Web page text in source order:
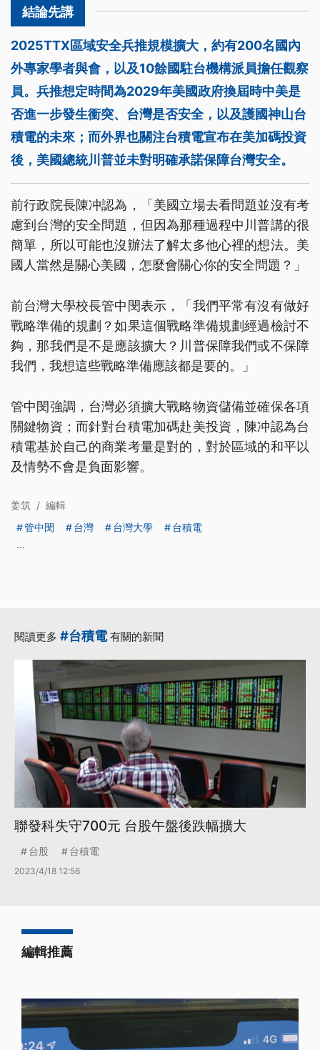
2025TTX區域安全兵推規模擴大，約有200名國內
外專家學者與會，以及10餘國駐台機構派員擔任觀察
員。兵推想定時間為2029年美國政府換屆時中美是
否進一步發生衝突、台灣是否安全，以及護國神山台
積電的未來；而外界也關注台積電宣布在美加碼投資
後，美國總統川普並未對明確承諾保障台灣安全。
前行政院長陳冲認為，「美國立場去看問題並沒有考
慮到台灣的安全問題，但因為那種過程中川普講的很
簡單，所以可能也沒辦法了解太多他心裡的想法。美
國人當然是關心美國，怎麼會關心你的安全問題？」
前台灣大學校長管中閔表示，「我們平常有沒有做好
戰略準備的規劃？如果這個戰略準備規劃經過檢討不
夠，那我們是不是應該擴大？川普保障我們或不保障
我們，我想這些戰略準備應該都是要的。」
管中閔強調，台灣必須擴大戰略物資儲備並確保各項
關鍵物資；而針對台積電加碼赴美投資，陳冲認為台
積電基於自己的商業考量是對的，對於區域的和平以
及情勢不會是負面影響。
姜筑 / 編輯
管中閔
台灣 台灣大學
台積電
...
閱讀更多 #台積電有關的新聞
聯發科失守700元 台股午盤後跌幅擴大
台股 台積電
2023/4/18 12:56
編輯推薦